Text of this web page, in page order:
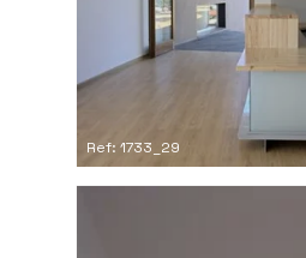
Ref: 1733_29